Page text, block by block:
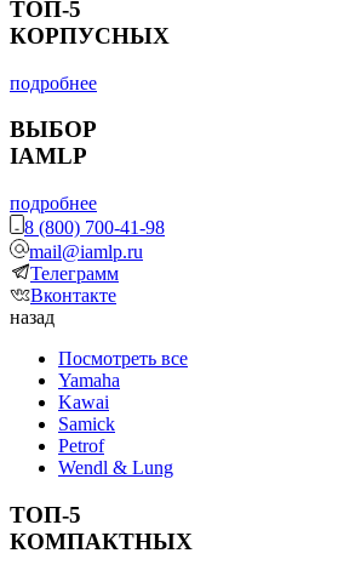
ТОП-5
КОРПУСНЫХ
подробнее
ВЫБОР
IAMLP
подробнее
8 (800) 700-41-98
mail@iamlp.ru
Телеграмм
Вконтакте
назад
Посмотреть все
Yamaha
Kawai
Samick
Petrof
Wendl & Lung
ТОП-5
КОМПАКТНЫХ